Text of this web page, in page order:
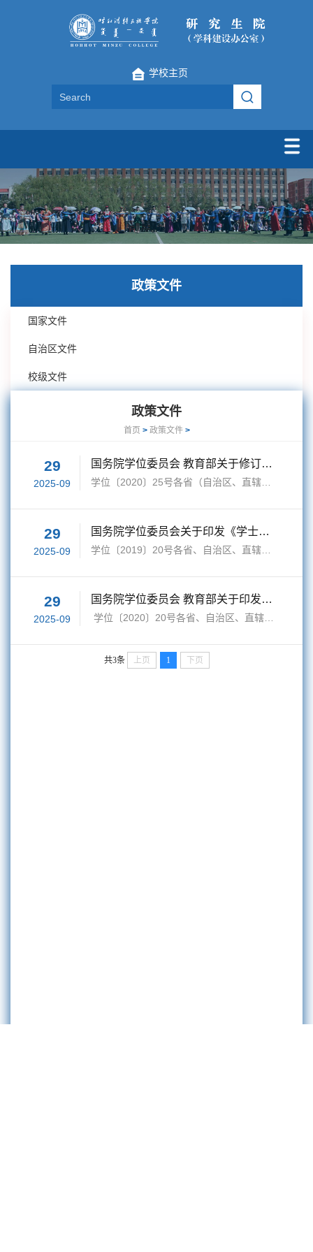
学校主页
政策文件
国家文件
自治区文件
校级文件
政策文件
首页 > 政策文件>
29
2025-09
国务院学位委员会 教育部关于修订印发《学位授权点合格评估办法》的通知
29
2025-09
国务院学位委员会关于印发《学士学位授权与授予管理办法》的通知
29
2025-09
国务院学位委员会 教育部关于印发《专业学位研究生教育发展方案（2020-2025）》的通知
共3条 上页 1 下页